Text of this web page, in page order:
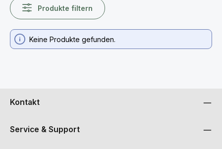
Produkte filtern
Keine Produkte gefunden.
Kontakt
Service & Support